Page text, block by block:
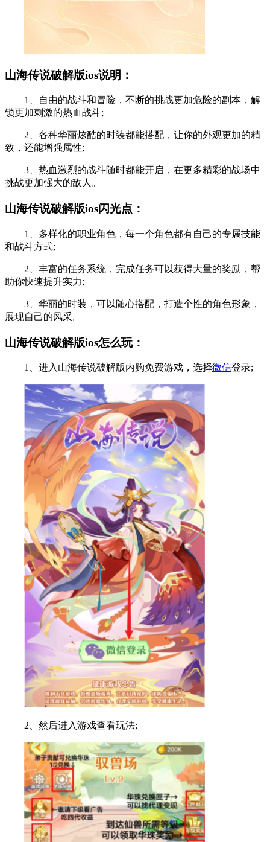
山海传说破解版ios说明：
1、自由的战斗和冒险，不断的挑战更加危险的副本，解
锁更加刺激的热血战斗;
2、各种华丽炫酷的时装都能搭配，让你的外观更加的精
致，还能增强属性;
3、热血激烈的战斗随时都能开启，在更多精彩的战场中
挑战更加强大的敌人。
山海传说破解版ios闪光点：
1、多样化的职业角色，每一个角色都有自己的专属技能
和战斗方式;
2、丰富的任务系统，完成任务可以获得大量的奖励，帮
助你快速提升实力;
3、华丽的时装，可以随心搭配，打造个性的角色形象，
展现自己的风采。
山海传说破解版ios怎么玩：
1、进入山海传说破解版内购免费游戏，选择微信登录;
2、然后进入游戏查看玩法;